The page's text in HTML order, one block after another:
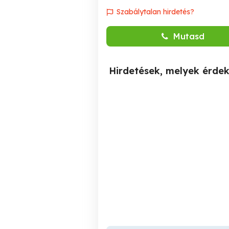
Szabálytalan hirdetés?
Mutasd
Hirdetések, melyek